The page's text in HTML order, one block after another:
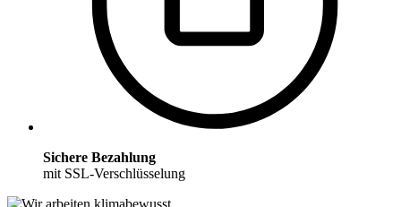
Sichere Bezahlung
mit SSL-Verschlüsselung